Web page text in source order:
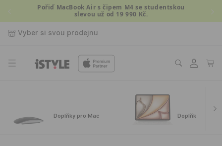
Přejít kPořiď MacBook Air s čipem M4 se studentskou
slevou už od 19 990 Kč.
Vyber si svou prodejnu
Přihlásit
se
Košík
Doplňky pro Mac Doplňky pro